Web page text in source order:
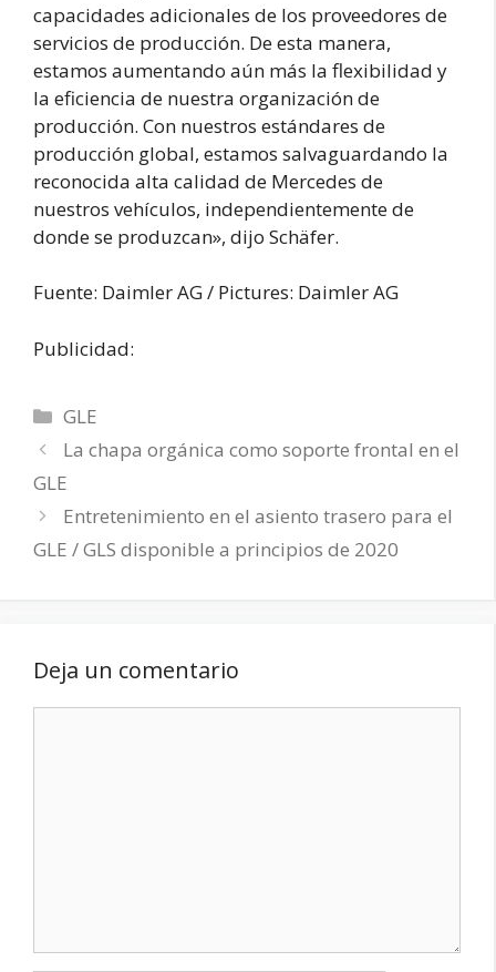
capacidades adicionales de los proveedores de
servicios de producción. De esta manera,
estamos aumentando aún más la flexibilidad y
la eficiencia de nuestra organización de
producción. Con nuestros estándares de
producción global, estamos salvaguardando la
reconocida alta calidad de Mercedes de
nuestros vehículos, independientemente de
donde se produzcan», dijo Schäfer.
Fuente: Daimler AG / Pictures: Daimler AG
Publicidad:
Categorías
GLE
La chapa orgánica como soporte frontal en el
GLE
Entretenimiento en el asiento trasero para el
GLE / GLS disponible a principios de 2020
Deja un comentario